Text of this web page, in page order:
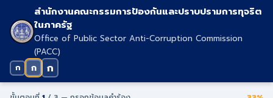
สำนักงานคณะกรรมการป้องกันและปราบปรามการทุจริต
ในภาครัฐ
Office of Public Sector Anti-Corruption Commission
(PACC)
ก ก ก